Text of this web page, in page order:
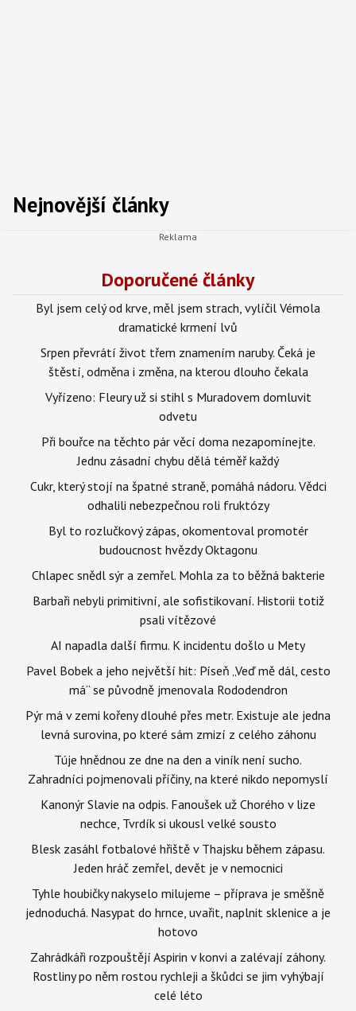
Nejnovější články
Doporučené články
Byl jsem celý od krve, měl jsem strach, vylíčil Vémola
dramatické krmení lvů
Srpen převrátí život třem znamením naruby. Čeká je
štěstí, odměna i změna, na kterou dlouho čekala
Vyřízeno: Fleury už si stihl s Muradovem domluvit
odvetu
Při bouřce na těchto pár věcí doma nezapomínejte.
Jednu zásadní chybu dělá téměř každý
Cukr, který stojí na špatné straně, pomáhá nádoru. Vědci
odhalili nebezpečnou roli fruktózy
Byl to rozlučkový zápas, okomentoval promotér
budoucnost hvězdy Oktagonu
Chlapec snědl sýr a zemřel. Mohla za to běžná bakterie
Barbaři nebyli primitivní, ale sofistikovaní. Historii totiž
psali vítězové
AI napadla další firmu. K incidentu došlo u Mety
Pavel Bobek a jeho největší hit: Píseň „Veď mě dál, cesto
má“ se původně jmenovala Rododendron
Pýr má v zemi kořeny dlouhé přes metr. Existuje ale jedna
levná surovina, po které sám zmizí z celého záhonu
Túje hnědnou ze dne na den a viník není sucho.
Zahradníci pojmenovali příčiny, na které nikdo nepomyslí
Kanonýr Slavie na odpis. Fanoušek už Chorého v lize
nechce, Tvrdík si ukousl velké sousto
Blesk zasáhl fotbalové hřiště v Thajsku během zápasu.
Jeden hráč zemřel, devět je v nemocnici
Tyhle houbičky nakyselo milujeme – příprava je směšně
jednoduchá. Nasypat do hrnce, uvařit, naplnit sklenice a je
hotovo
Zahrádkáři rozpouštějí Aspirin v konvi a zalévají záhony.
Rostliny po něm rostou rychleji a škůdci se jim vyhýbají
celé léto